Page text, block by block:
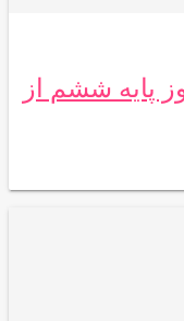
آموز پایه ششم از